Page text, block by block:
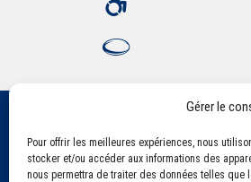
Gérer le
Pour offrir les meilleures expériences, nous
stocker et/ou accéder aux informations des
nous permettra de traiter des données telles que
Association Sportive
84, boulevard Léon